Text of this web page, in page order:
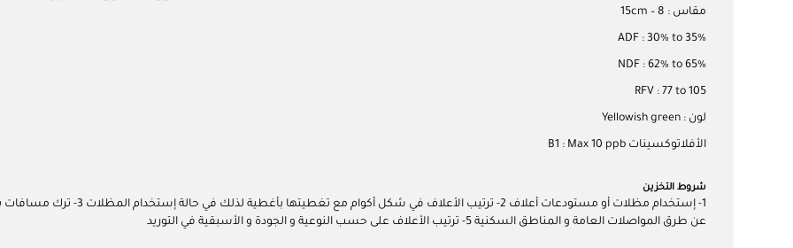
مقاس : 8 – 15cm
ADF : 30% to 35%
NDF : 62% to 65%
RFV : 77 to 105
لون : Yellowish green
الأفلاتوكسينات B1 : Max 10 ppb
شروط التخزين
عن طرق المواصلات العامة و المناطق السكنية 5- ترتيب الأعلاف على حسب النوعية و الجودة و الأسبقية في التوريد